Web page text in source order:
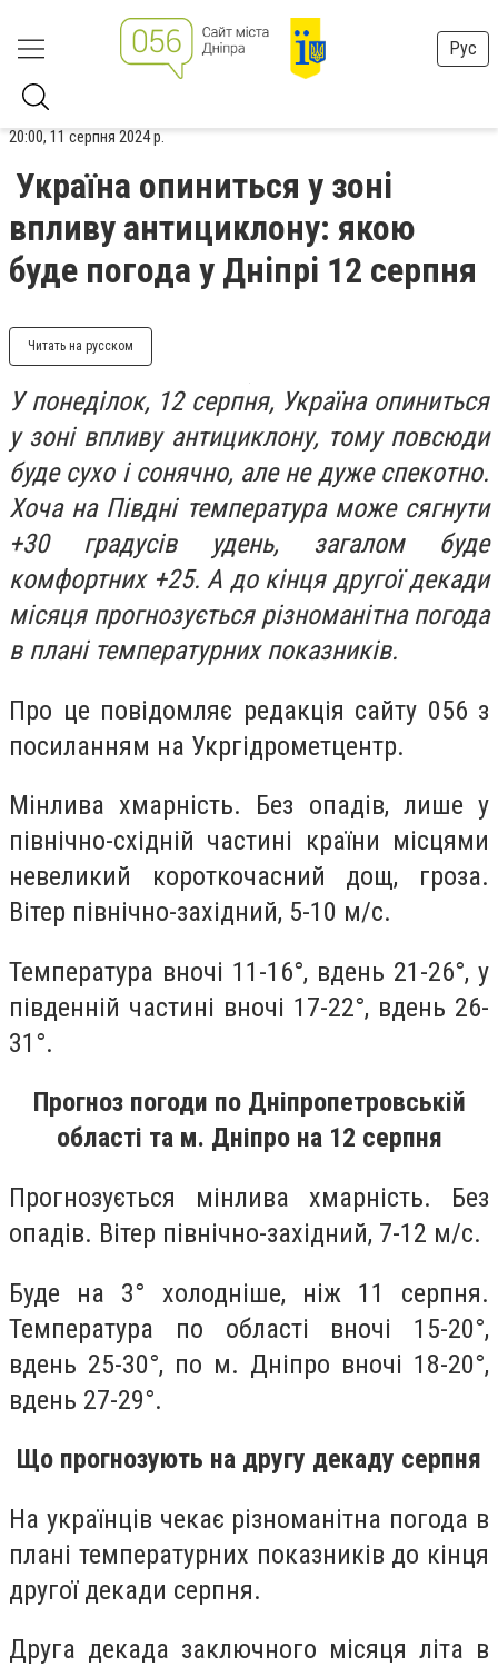
Рус
20:00, 11 серпня 2024 р.
Україна опиниться у зоні
впливу антициклону: якою
буде погода у Дніпрі 12 серпня
Читать на русском
У понеділок, 12 серпня, Україна опиниться
у зоні впливу антициклону, тому повсюди
буде сухо і сонячно, але не дуже спекотно.
Хоча на Півдні температура може сягнути
+30 градусів удень, загалом буде
комфортних +25. А до кінця другої декади
місяця прогнозується різноманітна погода
в плані температурних показників.
Про це повідомляє редакція сайту 056 з
посиланням на Укргідрометцентр.
Мінлива хмарність. Без опадів, лише у
північно-східній частині країни місцями
невеликий короткочасний дощ, гроза.
Вітер північно-західний, 5-10 м/с.
Температура вночі 11-16°, вдень 21-26°, у
південній частині вночі 17-22°, вдень 26-
31°.
Прогноз погоди по Дніпропетровській
області та м. Дніпро на 12 серпня
Прогнозується мінлива хмарність. Без
опадів. Вітер північно-західний, 7-12 м/с.
Буде на 3° холодніше, ніж 11 серпня.
Температура по області вночі 15-20°,
вдень 25-30°, по м. Дніпро вночі 18-20°,
вдень 27-29°.
Що прогнозують на другу декаду серпня
На українців чекає різноманітна погода в
плані температурних показників до кінця
другої декади серпня.
Друга декада заключного місяця літа в